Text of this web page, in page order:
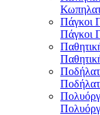
Πάγκοι
Πάγκοι